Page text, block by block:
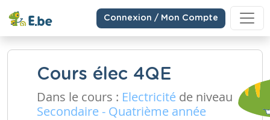
Connexion / Mon Compte
Cours élec 4QE
Dans le cours : Electricité de niveau
Secondaire - Quatrième année